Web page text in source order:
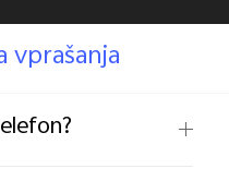
vprašanja